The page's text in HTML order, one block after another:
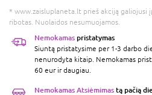
* www.zaisluplaneta.lt prieš akciją galiojusi
ribotas. Nuolaidos nesumuojamos.
Nemokamas pristatymas
Siuntą pristatysime per 1-3 darbo
nenurodyta kitaip. Nemokamas
60 eur ir daugiau.
Nemokamas Atsiėmimas tą pačią